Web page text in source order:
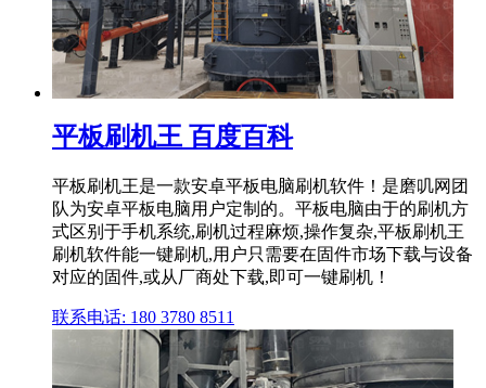
平板刷机王 百度百科
平板刷机王是一款安卓平板电脑刷机软件！是磨叽网团
队为安卓平板电脑用户定制的。平板电脑由于的刷机方
式区别于手机系统,刷机过程麻烦,操作复杂,平板刷机王
刷机软件能一键刷机,用户只需要在固件市场下载与设备
对应的固件,或从厂商处下载,即可一键刷机！
联系电话: 180 3780 8511